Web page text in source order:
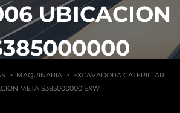
UBICACION
> MAQUINARIA > EXCAVADORA CATEPILLAR
META $385000000 EXW